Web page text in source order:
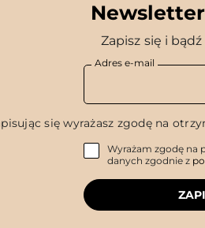
Zapisz się i
Adres e-mail
się wyrażasz zgodę na
Wyrażam zgodę na
danych zgodnie z